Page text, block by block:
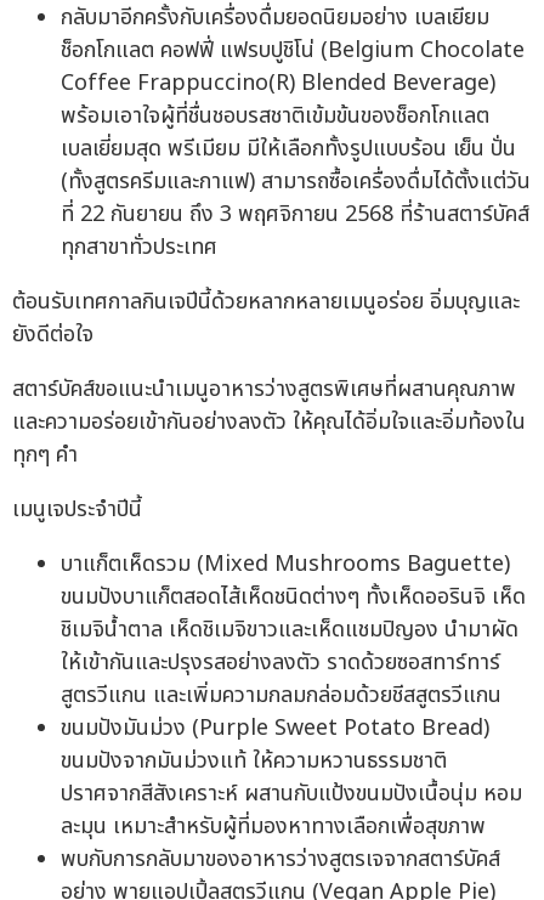
กลับมาอีกครั้งกับเครื่องดื่มยอดนิยมอย่าง เบลเยียม
ช็อกโกแลต คอฟฟี่ แฟรบปูชิโน่ (Belgium Chocolate
Coffee Frappuccino(R) Blended Beverage)
พร้อมเอาใจผู้ที่ชื่นชอบรสชาติเข้มข้นของช็อกโกแลต
เบลเยี่ยมสุด พรีเมียม มีให้เลือกทั้งรูปแบบร้อน เย็น ปั่น
(ทั้งสูตรครีมและกาแฟ) สามารถซื้อเครื่องดื่มได้ตั้งแต่วัน
ที่ 22 กันยายน ถึง 3 พฤศจิกายน 2568 ที่ร้านสตาร์บัคส์
ทุกสาขาทั่วประเทศ
ต้อนรับเทศกาลกินเจปีนี้ด้วยหลากหลายเมนูอร่อย อิ่มบุญและ
ยังดีต่อใจ
สตาร์บัคส์ขอแนะนำเมนูอาหารว่างสูตรพิเศษที่ผสานคุณภาพ
และความอร่อยเข้ากันอย่างลงตัว ให้คุณได้อิ่มใจและอิ่มท้องใน
ทุกๆ คำ
เมนูเจประจำปีนี้
บาแก็ตเห็ดรวม (Mixed Mushrooms Baguette)
ขนมปังบาแก็ตสอดไส้เห็ดชนิดต่างๆ ทั้งเห็ดออรินจิ เห็ด
ชิเมจิน้ำตาล เห็ดชิเมจิขาวและเห็ดแชมปิญอง นำมาผัด
ให้เข้ากันและปรุงรสอย่างลงตัว ราดด้วยซอสทาร์ทาร์
สูตรวีแกน และเพิ่มความกลมกล่อมด้วยชีสสูตรวีแกน
ขนมปังมันม่วง (Purple Sweet Potato Bread)
ขนมปังจากมันม่วงแท้ ให้ความหวานธรรมชาติ
ปราศจากสีสังเคราะห์ ผสานกับแป้งขนมปังเนื้อนุ่ม หอม
ละมุน เหมาะสำหรับผู้ที่มองหาทางเลือกเพื่อสุขภาพ
พบกับการกลับมาของอาหารว่างสูตรเจจากสตาร์บัคส์
อย่าง พายแอปเปิ้ลสูตรวีแกน (Vegan Apple Pie)